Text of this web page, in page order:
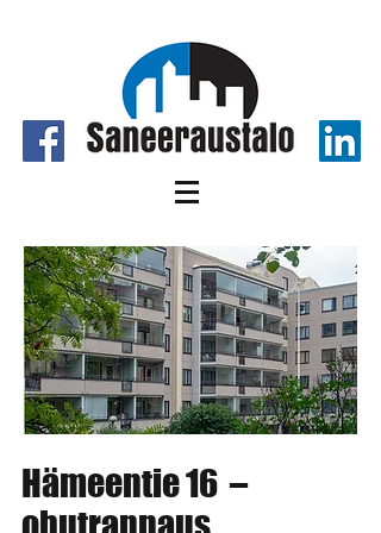
Hämeentie 16 –